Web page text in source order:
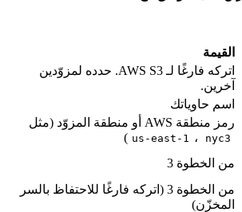
القيمة
اتركه فارغًا لـ AWS S3. حدده لمزوّدين
اسم حاوياتك
رمز منطقة AWS أو منطقة المزوّد (مثل
us-east-1 ، nyc3
)
من الخطوة 3
من الخطوة 3 (اتركه فارغًا للاحتفاظ بالسر
المخزّن)